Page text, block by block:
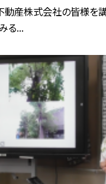
動産株式会社の皆様を
る...